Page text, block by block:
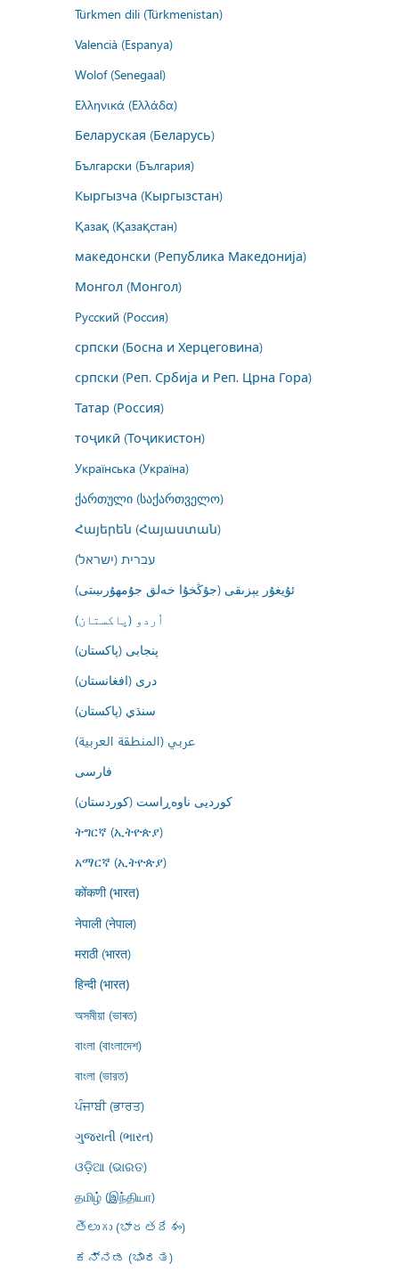
Türkmen dili (Türkmenistan)
Valencià (Espanya)
Wolof (Senegaal)
Ελληνικά (Ελλάδα)
Беларуская (Беларусь)
Български (България)
Кыргызча (Кыргызстан)
Қазақ (Қазақстан)
македонски (Република Македонија)
Монгол (Монгол)
Русский (Россия)
српски (Босна и Херцеговина)
српски (Реп. Србија и Реп. Црна Гора)
Татар (Россия)
тоҷикӣ (Тоҷикистон)
Українська (Україна)
ქართული (საქართველო)
Հայերեն (Հայաստան)
עברית (ישראל)
ئۇيغۇر يېزىقى (جۇڭخۇا خەلق جۇمھۇرىيىتى)
اُردو (پاکستان)
پنجابی (پاکستان)
درى (افغانستان)
سنڌي (پاکستان)
عربي (المنطقة العربية)
فارسى
کوردیی ناوەڕاست (کوردستان)
ትግርኛ (ኢትዮጵያ)
አማርኛ (ኢትዮጵያ)
कोंकणी (भारत)
नेपाली (नेपाल)
मराठी (भारत)
हिन्दी (भारत)
অসমীয়া (ভাৰত)
বাংলা (বাংলাদেশ)
বাংলা (ভারত)
ਪੰਜਾਬੀ (ਭਾਰਤ)
ગુજરાતી (ભારત)
ଓଡ଼ିଆ (ଭାରତ)
தமிழ் (இந்தியா)
తెలుగు (భారతదేశం)
ಕನ್ನಡ (ಭಾರತ)